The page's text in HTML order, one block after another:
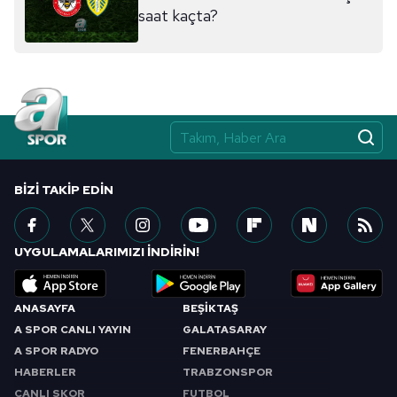
sınırlı olarak açık rızanız dahilinde kullanılacaktır.
için Ayarlar butonuna tıklayabilir,
Metnimiziziyaret edebilirsiniz.
6698 sayılı Kişisel Verilerin Korunması Kanunu uyarınca
hazırlanmış Aydınlatma Metnimizi okumak ve sitemizde
almak için lütfen
tıklayınız .
saat kaçta?
ANASAYFA
A SPOR CANLI YAYIN
A SPOR RADYO
HABERLER
CANLI SKOR
BEŞİKTAŞ
GALATASARAY
FENERBAHÇE
TRABZONSPOR
FUTBOL
BIZI TAKIP EDIN
UYGULAMALARIMIZI İNDİRİN!